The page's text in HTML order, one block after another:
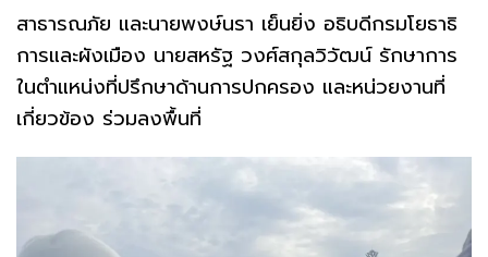
สาธารณภัย และนายพงษ์นรา เย็นยิ่ง อธิบดีกรมโยธาธิ
การและผังเมือง นายสหรัฐ วงศ์สกุลวิวัฒน์ รักษาการ
ในตำแหน่งที่ปรึกษาด้านการปกครอง และหน่วยงานที่
เกี่ยวข้อง ร่วมลงพื้นที่